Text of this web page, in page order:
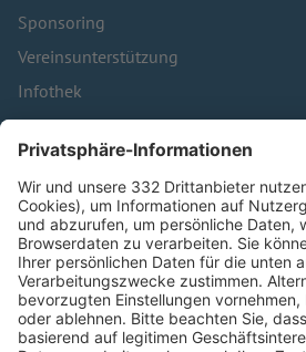
Sponsoring
Vereinsunterstützung
Infothek
Kontakt
HÄUFIG BESUCHTE SEITEN
Pässe und Vereinswechsel
Trainerausbildung
Schulungsangebot Vereinsmitarbeiter
BFV-Geschäftsstellen